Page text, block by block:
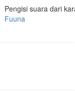
Pengisi suara dari
Fuuna